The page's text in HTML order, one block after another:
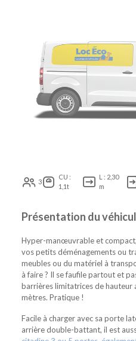
3
CU :
1,1t
L : 2,30
m
Présentation du
Hyper-manœuvrable et
vos petits déménagements ou
meubles ou du matériel à
à faire ? Il se faufile partout et
barrières limitatrices de hauteur
mètres. Pratique !
Facile à charger avec sa porte
arrière double-battant, il est